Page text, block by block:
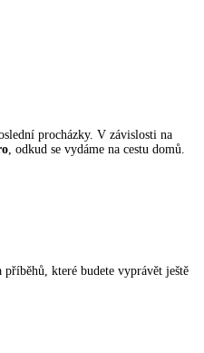
procházky. V závislosti na
, odkud se vydáme na cestu domů.
které budete vyprávět ještě